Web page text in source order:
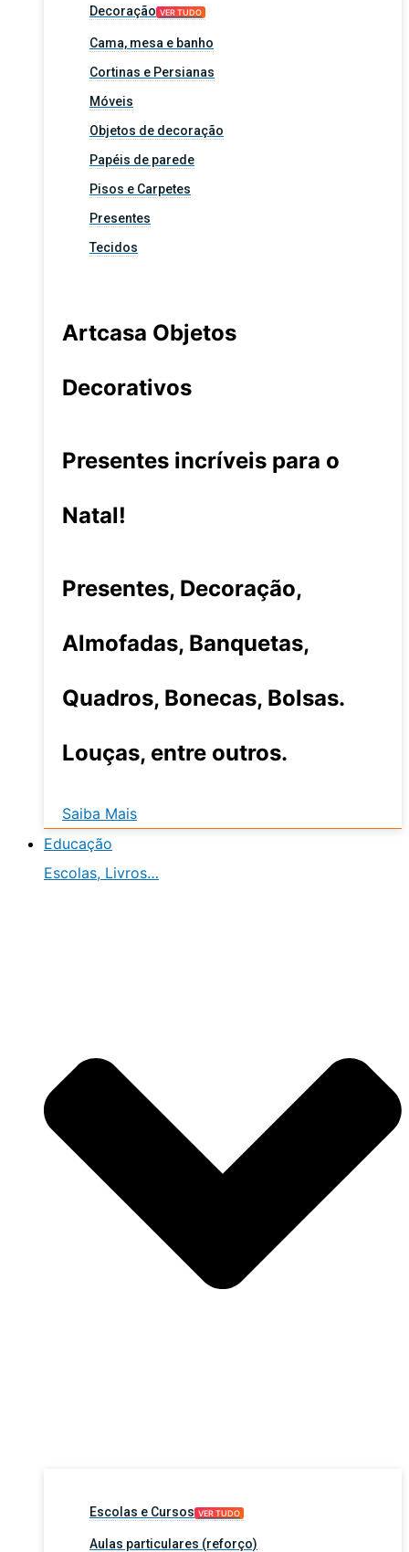
Decoração VER TUDO
Cama, mesa e banho
Cortinas e Persianas
Móveis
Objetos de decoração
Papéis de parede
Pisos e Carpetes
Presentes
Tecidos
Artcasa Objetos
Decorativos
Presentes incríveis para o
Natal!
Presentes, Decoração,
Almofadas, Banquetas,
Quadros, Bonecas, Bolsas.
Louças, entre outros.
Saiba Mais
Educação
Escolas, Livros…
Escolas e Cursos VER TUDO
Aulas particulares (reforço)